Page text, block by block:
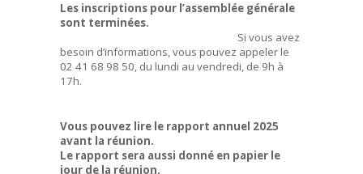
Les inscriptions pour l’assemblée générale
sont terminées.
Si vous avez
besoin d’informations, vous pouvez appeler le
02 41 68 98 50, du lundi au vendredi, de 9h à
17h.
Vous pouvez lire le rapport annuel 2025
avant la réunion.
Le rapport sera aussi donné en papier le
jour de la réunion.